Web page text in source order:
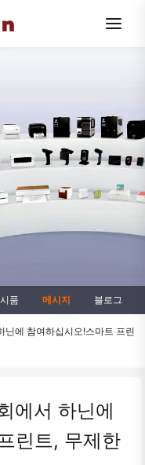
품 메시지 블로그
닌에 참여하십시오!스마트 프린
에서 하닌에
린트, 무제한